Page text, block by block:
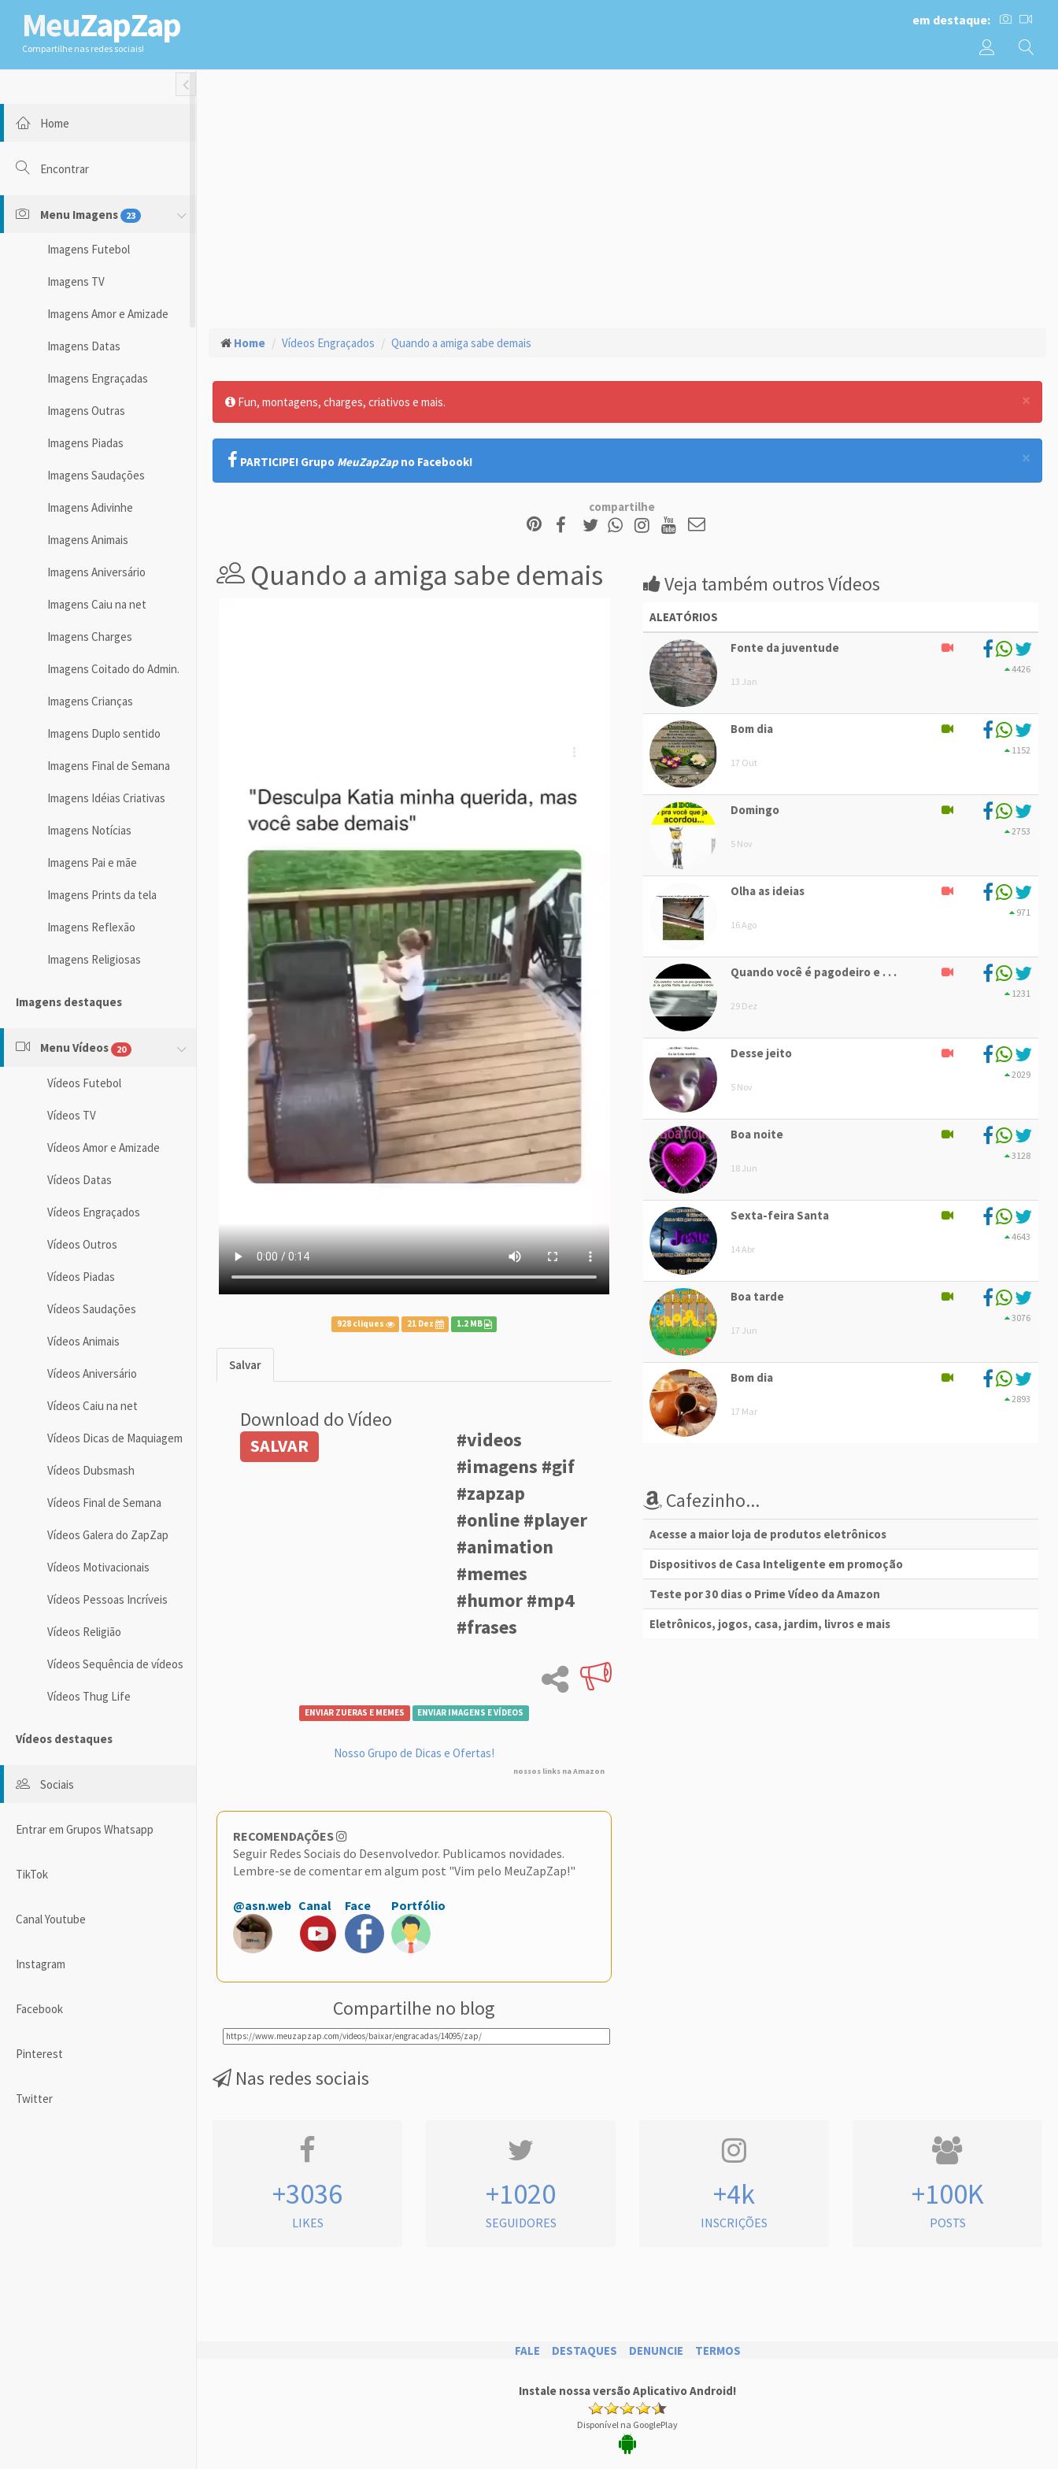
MeuZapZap
Compartilhe nas redes sociais!
em destaque:
Toggle Fullwidth
Home
Encontrar
Menu Imagens 23
Imagens Futebol
Imagens TV
Imagens Amor e Amizade
Imagens Datas
Imagens Engraçadas
Imagens Outras
Imagens Piadas
Imagens Saudações
Imagens Adivinhe
Imagens Animais
Imagens Aniversário
Imagens Caiu na net
Imagens Charges
Imagens Coitado do Admin.
Imagens Crianças
Imagens Duplo sentido
Imagens Final de Semana
Imagens Idéias Criativas
Imagens Notícias
Imagens Pai e mãe
Imagens Prints da tela
Imagens Reflexão
Imagens Religiosas
Imagens destaques
Menu Vídeos 20
Vídeos Futebol
Vídeos TV
Vídeos Amor e Amizade
Vídeos Datas
Vídeos Engraçados
Vídeos Outros
Vídeos Piadas
Vídeos Saudações
Vídeos Animais
Vídeos Aniversário
Vídeos Caiu na net
Vídeos Dicas de Maquiagem
Vídeos Dubsmash
Vídeos Final de Semana
Vídeos Galera do ZapZap
Vídeos Motivacionais
Vídeos Pessoas Incríveis
Vídeos Religião
Vídeos Sequência de vídeos
Vídeos Thug Life
Vídeos destaques
Sociais
Entrar em Grupos Whatsapp
TikTok
Canal Youtube
Instagram
Facebook
Pinterest
Twitter
Home Vídeos Engraçados Quando a amiga sabe demais
×
Fun, montagens, charges, criativos e mais.
×
PARTICIPE! Grupo MeuZapZap no Facebook!
compartilhe
Quando a amiga sabe demais
928 cliques 21 Dez 1.2 MB
Salvar
Download do Vídeo
SALVAR
#videos
#imagens #gif
#zapzap
#online #player
#animation
#memes
#humor #mp4
#frases
ENVIAR ZUERAS E MEMES ENVIAR IMAGENS E VÍDEOS
Nosso Grupo de Dicas e Ofertas!
nossos links na Amazon
RECOMENDAÇÕES
Seguir Redes Sociais do Desenvolvedor. Publicamos novidades.
Lembre-se de comentar em algum post "Vim pelo MeuZapZap!"
@asn.web Canal Face Portfólio
Compartilhe no blog
Veja também outros Vídeos
ALEATÓRIOS
Fonte da juventude
13 Jan
4426
Bom dia
17 Out
1152
Domingo
5 Nov
2753
Olha as ideias
16 Ago
971
Quando você é pagodeiro e . . .
29 Dez
1231
Desse jeito
5 Nov
2029
Boa noite
18 Jun
3128
Sexta-feira Santa
14 Abr
4643
Boa tarde
17 Jun
3076
Bom dia
17 Mar
2893
Cafezinho...
Acesse a maior loja de produtos eletrônicos
Dispositivos de Casa Inteligente em promoção
Teste por 30 dias o Prime Vídeo da Amazon
Eletrônicos, jogos, casa, jardim, livros e mais
Nas redes sociais
+3036
LIKES
+1020
SEGUIDORES
+4k
INSCRIÇÕES
+100K
POSTS
FALE DESTAQUES DENUNCIE TERMOS
Instale nossa versão Aplicativo Android!
Disponível na GooglePlay